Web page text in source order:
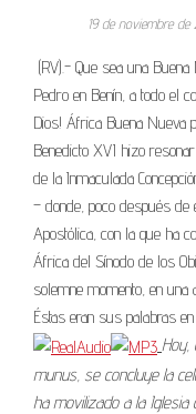
19 de noviembre de
(RV).- Que sea una
Pedro en Benín, a todo el
Dios! África Buena Nueva
Benedicto XVI hizo
de la Inmaculada
– donde, poco después de
Apostólica, con la que ha
África del Sínodo de los
solemne momento, en
Éstas eran sus palabras
Hoy,
munus, se concluye la
ha movilizado a la